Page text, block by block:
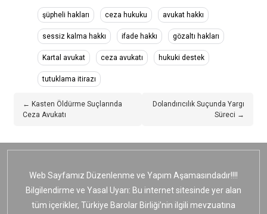
şüpheli hakları ceza hukuku avukat hakkı
sessiz kalma hakkı ifade hakkı gözaltı hakları
Kartal avukat ceza avukatı hukuki destek
tutuklama itirazı
← Kasten Öldürme Suçlarında
Ceza Avukatı
Dolandırıcılık Suçunda Yargı
Süreci →
Web Sayfamız Düzenlenme ve Yapım Aşamasındadır!!!!
Bilgilendirme ve Yasal Uyarı: Bu internet sitesinde yer alan
tüm içerikler, Türkiye Barolar Birliği’nin ilgili mevzuatına